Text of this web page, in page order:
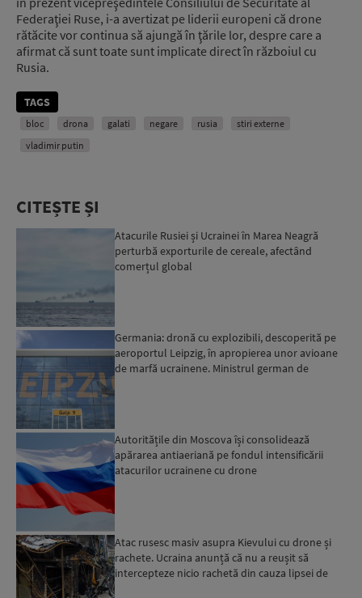
Federaţiei Ruse, i-a avertizat pe liderii europeni că drone
rătăcite vor continua să ajungă în ţările lor, despre care a
afirmat că sunt toate sunt implicate direct în războiul cu
Rusia.
TAGS
bloc drona galati negare rusia
stiri externe
vladimir putin
CITEȘTE ȘI
Atacurile Rusiei și Ucrainei în Marea Neagră
perturbă exporturile de cereale, afectând
comerțul global
Germania: dronă cu explozibili, descoperită pe
aeroportul Leipzig, în apropierea unor avioane
de marfă ucrainene. Ministrul german de
Autoritățile din Moscova își consolidează
apărarea antiaeriană pe fondul intensificării
atacurilor ucrainene cu drone
Atac rusesc masiv asupra Kievului cu drone și
rachete. Ucraina anunță că nu a reușit să
intercepteze nicio rachetă din cauza lipsei de